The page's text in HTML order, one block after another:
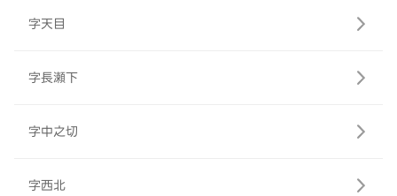
字天目
字長瀬下
字中之切
字西北